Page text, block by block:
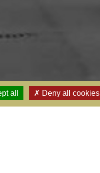
all Deny all cookies